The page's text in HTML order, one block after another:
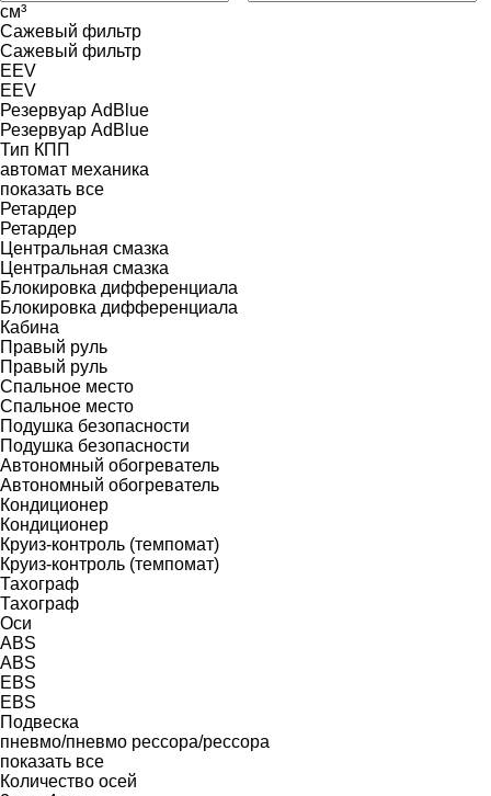
см³
Сажевый фильтр
Сажевый фильтр
EEV
EEV
Резервуар AdBlue
Резервуар AdBlue
Тип КПП
автомат механика
показать все
Ретардер
Ретардер
Центральная смазка
Центральная смазка
Блокировка дифференциала
Блокировка дифференциала
Кабина
Правый руль
Правый руль
Спальное место
Спальное место
Подушка безопасности
Подушка безопасности
Автономный обогреватель
Автономный обогреватель
Кондиционер
Кондиционер
Круиз-контроль (темпомат)
Круиз-контроль (темпомат)
Тахограф
Тахограф
Оси
ABS
ABS
EBS
EBS
Подвеска
пневмо/пневмо рессора/рессора
показать все
Количество осей